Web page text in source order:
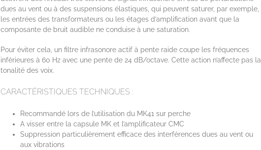
dues au vent ou à des suspensions élastiques, qui peuvent saturer, par exemple,
les entrées des transformateurs ou les étages d’amplification avant que la
composante de bruit audible ne conduise à une saturation.
Pour éviter cela, un filtre infrasonore actif à pente raide coupe les fréquences
inférieures à 60 Hz avec une pente de 24 dB/octave. Cette action n’affecte pas la
tonalité des voix.
CARACTÉRISTIQUES TECHNIQUES :
Recommandé lors de l’utilisation du MK41 sur perche
A visser entre la capsule MK et l’amplificateur CMC
Suppression particulièrement efficace des interférences dues au vent ou
aux vibrations